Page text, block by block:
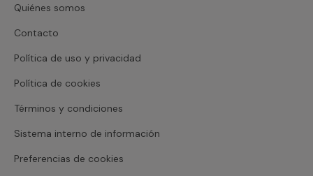
Quiénes somos
Contacto
Política de uso y privacidad
Política de cookies
Términos y condiciones
Sistema interno de información
Preferencias de cookies